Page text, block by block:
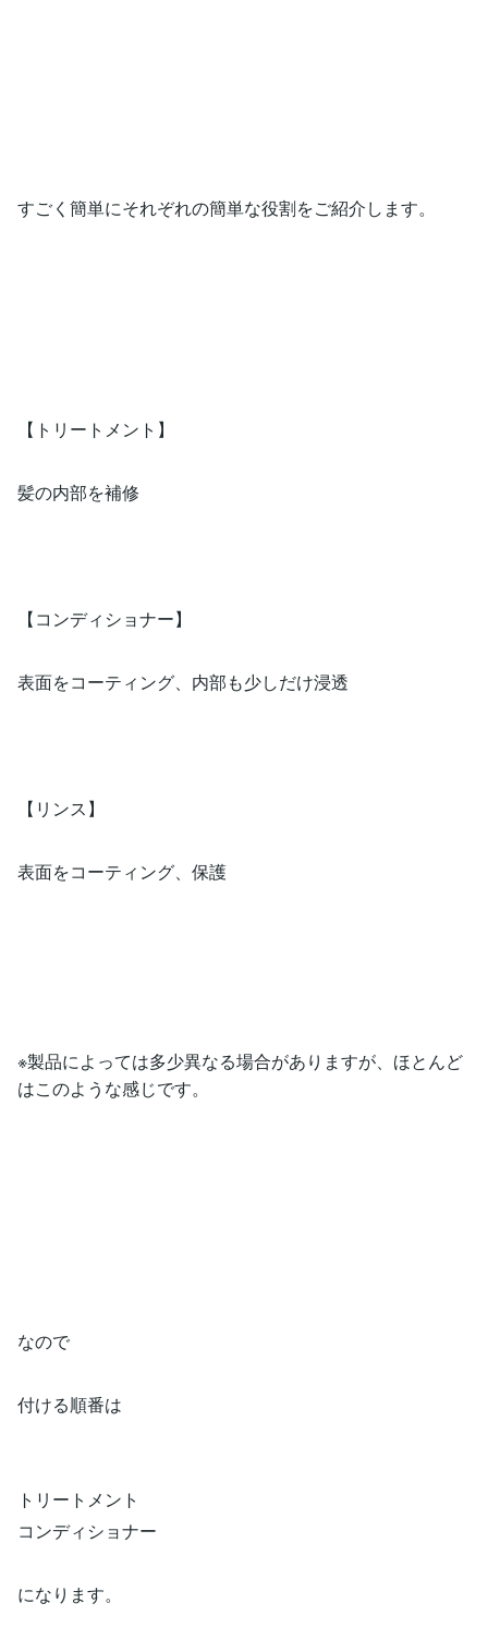
すごく簡単にそれぞれの簡単な役割をご紹介します。
​​【トリートメント】
髪の内部を補修
​​【コンディショナー】
​表面をコーティング、内部も少しだけ浸透
​​【リンス】
​​​表面をコーティング、保護
※製品によっては多少異なる場合がありますが、ほとんど
はこのような感じです。
​​なので
付ける順番は
​​トリートメント
コンディショナー
になります。